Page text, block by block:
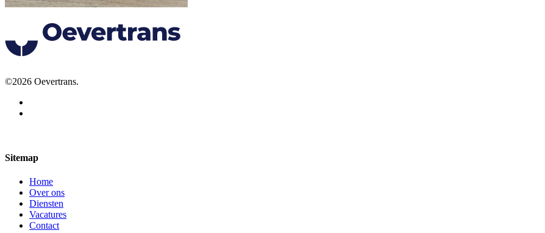
©2026 Oevertrans.
Sitemap
Home
Over ons
Diensten
Vacatures
Contact